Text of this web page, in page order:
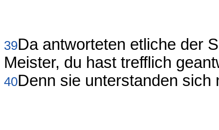
39Da antworteten etliche der
Meister, du hast trefflich
40Denn sie unterstanden sich